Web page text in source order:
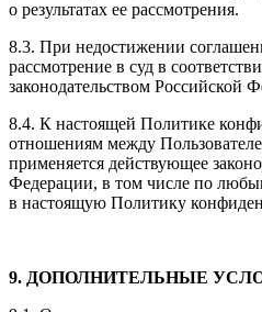
о результатах ее рассмотрения.
8.3. При недостижении
рассмотрение в суд в
законодательством Российской
8.4. К настоящей Политике
отношениям между
применяется действующее
Федерации, в том числе по
в настоящую Политику
9. ДОПОЛНИТЕЛЬНЫЕ